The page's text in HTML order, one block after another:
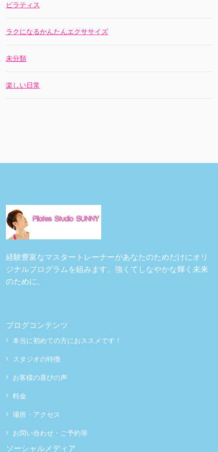
ピラティス
ラクになるかんたんエクササイズ
未分類
楽しい日常
経験豊富なマスタートレーナーがあなたのためだけにオリ
ジナルプログラムを組みます。強くてしなやかな輝く未来
のために。
ブログコンテンツ
本当に初めての方におススメです！
スタジオの特徴
お客様の喜びの声
料金
場所・アクセス
お問い合わせ・ご予約等
ソーシャルメディア